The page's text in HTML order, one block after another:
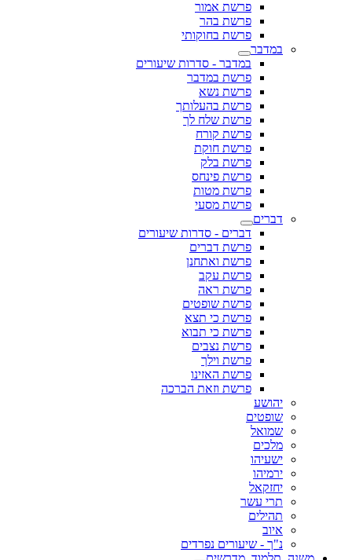
פרשת אמור
פרשת בהר
פרשת בחוקותי
במדבר
במדבר - סדרות שיעורים
פרשת במדבר
פרשת נשא
פרשת בהעלותך
פרשת שלח לך
פרשת קורח
פרשת חוקת
פרשת בלק
פרשת פינחס
פרשת מטות
פרשת מסעי
דברים
דברים - סדרות שיעורים
פרשת דברים
פרשת ואתחנן
פרשת עקב
פרשת ראה
פרשת שופטים
פרשת כי תצא
פרשת כי תבוא
פרשת נצבים
פרשת וילך
פרשת האזינו
פרשת וזאת הברכה
יהושע
שופטים
שמואל
מלכים
ישעיהו
ירמיהו
יחזקאל
תרי עשר
תהילים
איוב
נ"ך - שיעורים נפרדים